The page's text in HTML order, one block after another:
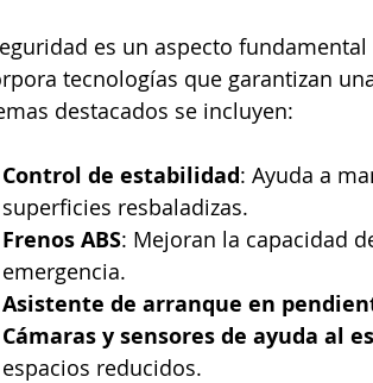
es un aspecto
tecnologías que garantizan
destacados se incluyen:
Control de estabilidad: Ayuda a
superficies resbaladizas.
Frenos ABS: Mejoran la capacidad
emergencia.
Asistente de arranque en
Cámaras y sensores de ayuda al
espacios reducidos.